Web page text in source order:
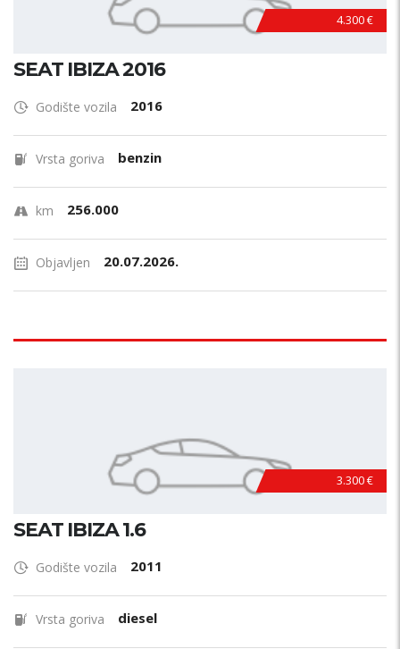
4.300 €
SEAT IBIZA 2016
Godište vozila 2016
Vrsta goriva benzin
km 256.000
Objavljen 20.07.2026.
3.300 €
SEAT IBIZA 1.6
Godište vozila 2011
Vrsta goriva diesel